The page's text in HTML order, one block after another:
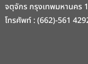
จตุจักร กรุงเทพมหานคร
โทรศัพท์ : (662)-561